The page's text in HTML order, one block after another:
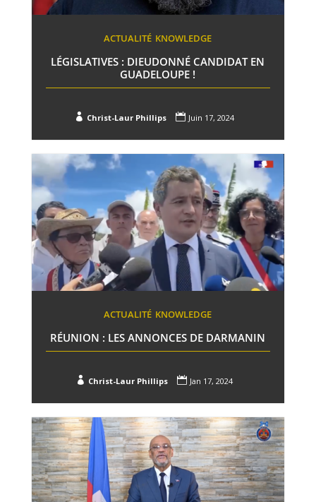
ACTUALITÉ KNOWLEDGE
LÉGISLATIVES : DIEUDONNÉ CANDIDAT EN
GUADELOUPE !
 Christ-Laur Phillips  Juin 17, 2024
ACTUALITÉ KNOWLEDGE
RÉUNION : LES ANNONCES DE DARMANIN
 Christ-Laur Phillips  Jan 17, 2024